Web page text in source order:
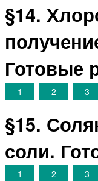
§14.
Готовые
1 2 3
§15.
соли.
1 2 3